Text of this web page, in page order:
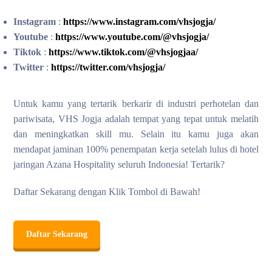
Instagram : https://www.instagram.com/vhsjogja/
Youtube : https://www.youtube.com/@vhsjogja/
Tiktok : https://www.tiktok.com/@vhsjogjaa/
Twitter :https://twitter.com/vhsjogja/
Untuk kamu yang tertarik berkarir di industri perhotelan dan
pariwisata, VHS Jogja adalah tempat yang tepat untuk melatih
dan meningkatkan skill mu. Selain itu kamu juga akan
mendapat jaminan 100% penempatan kerja setelah lulus di hotel
jaringan Azana Hospitality seluruh Indonesia! Tertarik?
Daftar Sekarang dengan Klik Tombol di Bawah!
Daftar Sekarang